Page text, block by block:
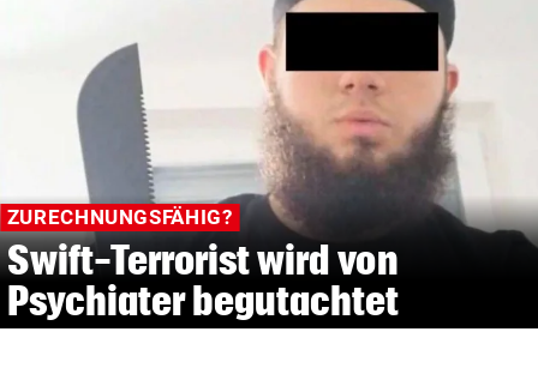
ZURECHNUNGSFÄHIG?
Swift-Terrorist wird von
Psychiater begutachtet